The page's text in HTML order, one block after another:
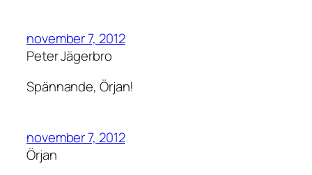
november 7, 2012
Peter Jägerbro
Spännande, Örjan!
november 7, 2012
Örjan